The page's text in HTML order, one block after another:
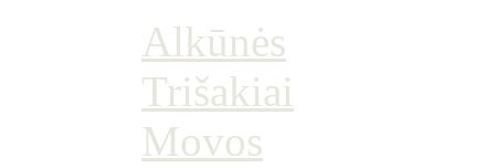
Alkūnės
Trišakiai
Movos